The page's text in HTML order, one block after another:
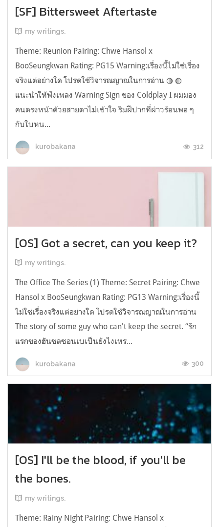
[SF] Bittersweet Aftertaste
my writings.
Theme: Reunion Pairing: Chwe Hansol x
BooSeungkwan Rating: PG15 Warning:เรื่องนี้ไม่ใช่เรื่อง
จริงแต่อย่างใด โปรดใช้วิจารณญาณในการอ่าน ◍ ◍
แนะนำให้ฟังเพลง Warning Sign ของ Coldplay I ผมมอง
คนตรงหน้าด้วยสายตาไม่เข้าใจ ริมฝีปากที่ผ่าวร้อนพอ ๆ
กับใบหน...
kurobakana 312
[OS] Got a secret, can you keep it?
my writings.
The Office The Series (1) Theme: Secret Pairing: Chwe
Hansol x BooSeungkwan Rating: PG13 Warning:เรื่องนี้
ไม่ใช่เรื่องจริงแต่อย่างใด โปรดใช้วิจารณญาณในการอ่าน
The story of some guy who can't keep the secret. “รัก
แรกของฮันซลซอนเบเป็นยังไงเหร...
kurobakana 300
[OS] I'll be the blood, if you'll be
the bones.
my writings.
Theme: Rainy Night Pairing: Chwe Hansol x